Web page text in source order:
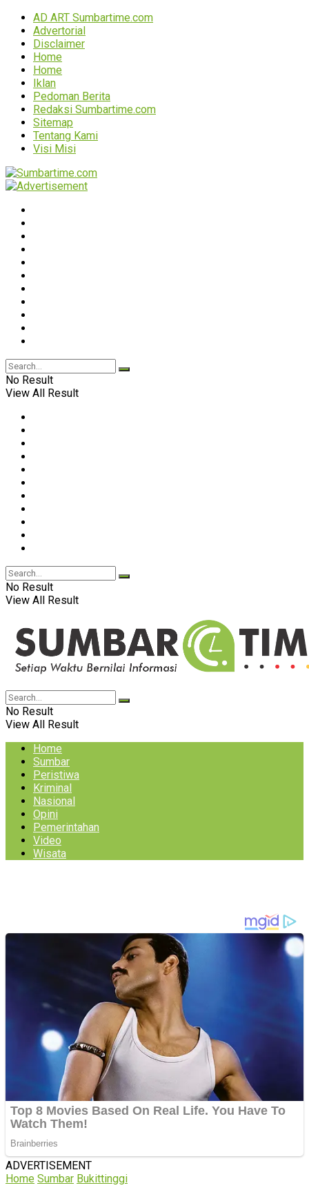
AD ART Sumbartime.com
Advertorial
Disclaimer
Home
Home
Iklan
Pedoman Berita
Redaksi Sumbartime.com
Sitemap
Tentang Kami
Visi Misi
No Result
View All Result
No Result
View All Result
No Result
View All Result
Home
Sumbar
Peristiwa
Kriminal
Nasional
Opini
Pemerintahan
Video
Wisata
ADVERTISEMENT
Home Sumbar Bukittinggi